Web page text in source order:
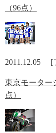
（96点）
2011.12.05 [
東京モーター
点）